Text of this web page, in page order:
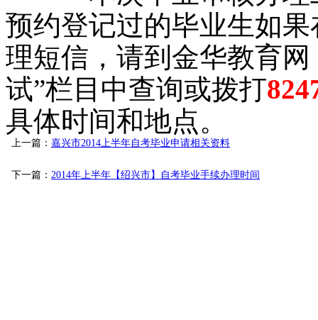
预约登记过的毕业生如果
理短信，请到金华教育网
试”栏目中查询或拨打
具体时间和地点。
上一篇： 嘉兴市2014上半年自考毕业申请相关资料
下一篇： 2014年上半年【绍兴市】自考毕业手续办理时间